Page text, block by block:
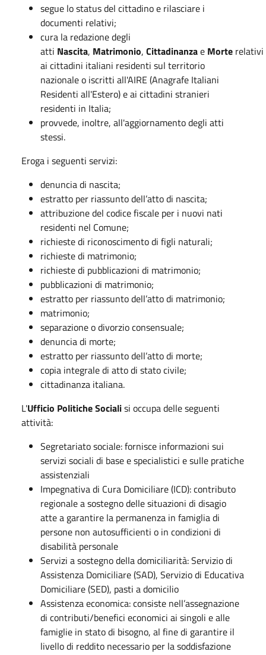
segue lo status del cittadino e rilasciare i
documenti relativi;
cura la redazione degli
atti Nascita, Matrimonio, Cittadinanzae Morte relativi
ai cittadini italiani residenti sul territorio
nazionale o iscritti all'AIRE (Anagrafe Italiani
Residenti all'Estero) e ai cittadini stranieri
residenti in Italia;
provvede, inoltre, all'aggiornamento degli atti
stessi.
Eroga i seguenti servizi:
denuncia di nascita;
estratto per riassunto dell’atto di nascita;
attribuzione del codice fiscale per i nuovi nati
residenti nel Comune;
richieste di riconoscimento di figli naturali;
richieste di matrimonio;
richieste di pubblicazioni di matrimonio;
pubblicazioni di matrimonio;
estratto per riassunto dell’atto di matrimonio;
matrimonio;
separazione o divorzio consensuale;
denuncia di morte;
estratto per riassunto dell’atto di morte;
copia integrale di atto di stato civile;
cittadinanza italiana.
L'Ufficio Politiche Socialisi occupa delle seguenti
attività:
Segretariato sociale: fornisce informazioni sui
servizi sociali di base e specialistici e sulle pratiche
assistenziali
Impegnativa di Cura Domiciliare (ICD): contributo
regionale a sostegno delle situazioni di disagio
atte a garantire la permanenza in famiglia di
persone non autosufficienti o in condizioni di
disabilità personale
Servizi a sostegno della domiciliarità: Servizio di
Assistenza Domiciliare (SAD), Servizio di Educativa
Domiciliare (SED), pasti a domicilio
Assistenza economica: consiste nell’assegnazione
di contributi/benefici economici ai singoli e alle
famiglie in stato di bisogno, al fine di garantire il
livello di reddito necessario per la soddisfazione